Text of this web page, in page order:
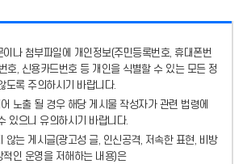
나 첨부파일에
개인정보(주민등록번호, 휴대폰번
호, 신용카드번호 등 개인을 식별할 수 있는 모든 정
도록 주의하시기 바랍니다.
노출 될 경우 해당 게시물 작성자가 관련 법령에
있으니 유의하시기 바랍니다.
않는 게시글(광고성 글, 인신공격, 저속한 표현, 비방
적인 운영을 저해하는 내용)은